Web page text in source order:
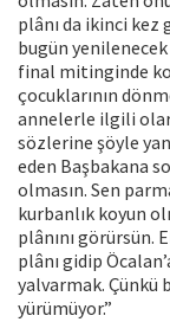
plânı da ikinci kez
bugün
final mitinginde
çocuklarının
annelerle ilgili
sözlerine şöyle
eden Başbakana
olmasın. Sen
kurbanlık koyun
plânını görürsün.
plânı gidip
yalvarmak. Çünkü
yürümüyor.”